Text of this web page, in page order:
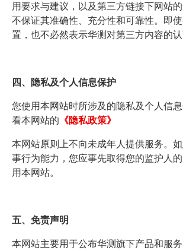
用要求与建议，以及第三方链接下网站
不保证其准确性、充分性和可靠性。即
置，也不必然表示华测对第三方内容的认
四、隐私及个人信息保护
您使用本网站时所涉及的隐私及个人信
看本网站的 《隐私政策》
本网站原则上不向未成年人提供服务。
事行为能力，您应事先取得您的监护人
用本网站。
五、免责声明
本网站主要用于公布华测旗下产品和服